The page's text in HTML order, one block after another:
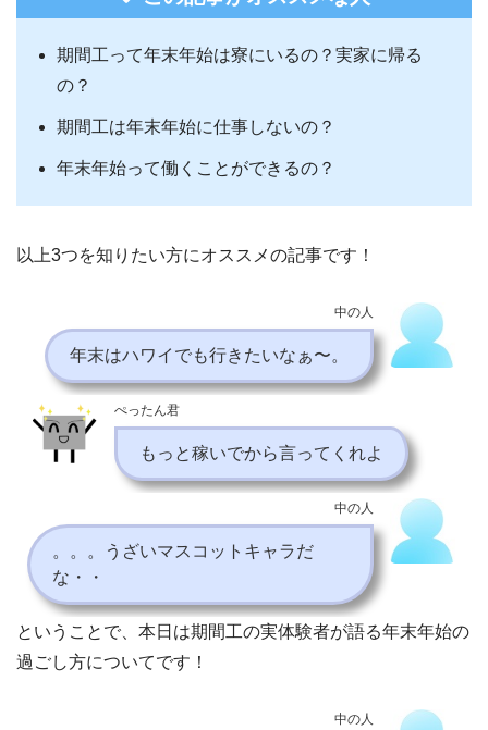
期間工って年末年始は寮にいるの？実家に帰る
の？
期間工は年末年始に仕事しないの？
年末年始って働くことができるの？
以上3つを知りたい方にオススメの記事です！
中の人
年末はハワイでも行きたいなぁ〜。
ぺったん君
もっと稼いでから言ってくれよ
中の人
。。。うざいマスコットキャラだ
な・・
ということで、本日は期間工の実体験者が語る年末年始の
過ごし方についてです！
中の人